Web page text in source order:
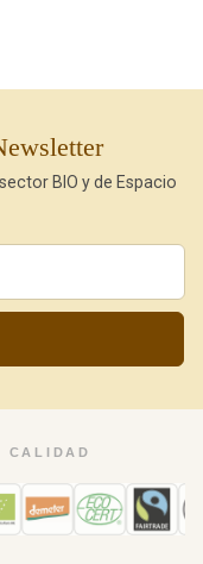
BIO y de Espacio
CALIDAD